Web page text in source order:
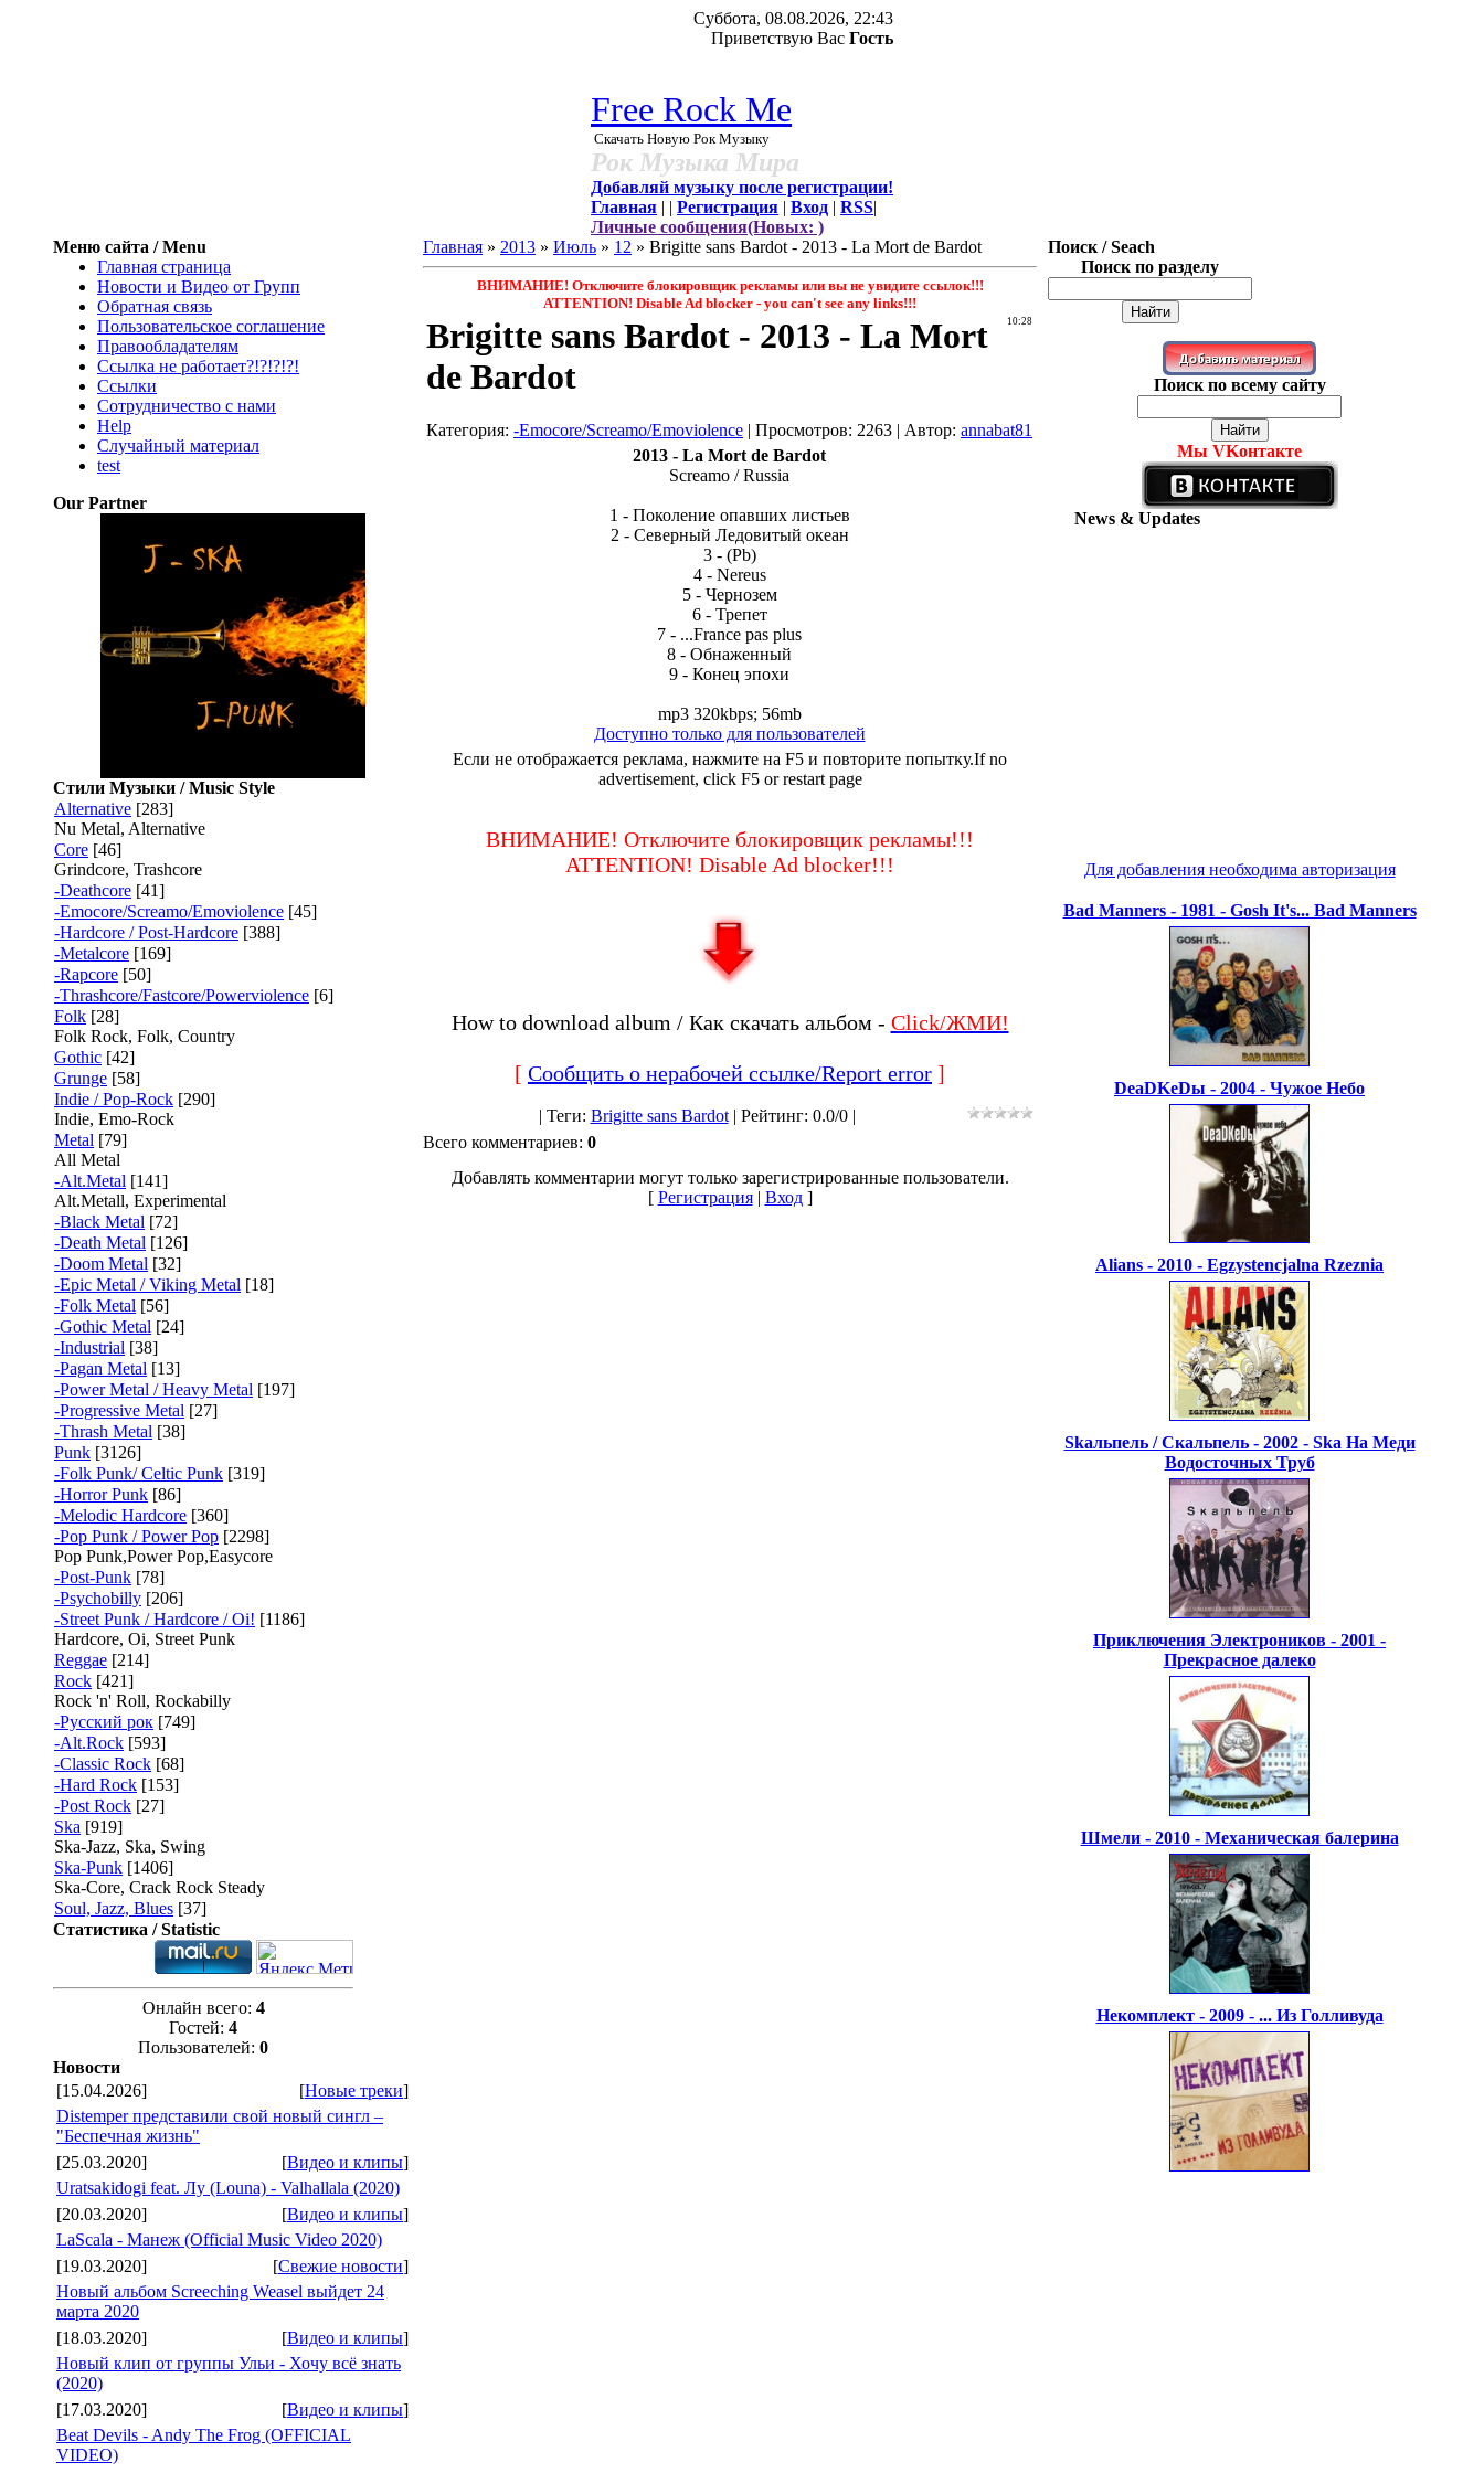
Суббота, 08.08.2026, 22:43
Приветствую Вас Гость
Free Rock Me
Скачать Новую Рок Музыку
Рок Музыка Мира
Добавляй музыку после регистрации!
Главная | | Регистрация | Вход | RSS|
Личные сообщения(Новых: )
Меню сайта / Menu
Главная страница
Новости и Видео от Групп
Обратная связь
Пользовательское соглашение
Правообладателям
Ссылка не работает?!?!?!?!
Ссылки
Сотрудничество с нами
Help
Cлучайный материал
test
Our Partner
Стили Музыки / Music Style
Alternative [283]
Nu Metal, Alternative
Core [46]
Grindcore, Trashcore
-Deathcore [41]
-Emocore/Screamo/Emoviolence [45]
-Hardcore / Post-Hardcore [388]
-Metalcore [169]
-Rapcore [50]
-Thrashcore/Fastcore/Powerviolence [6]
Folk [28]
Folk Rock, Folk, Country
Gothic [42]
Grunge [58]
Indie / Pop-Rock [290]
Indie, Emo-Rock
Metal [79]
All Metal
-Alt.Metal [141]
Alt.Metall, Experimental
-Black Metal [72]
-Death Metal [126]
-Doom Metal [32]
-Epic Metal / Viking Metal [18]
-Folk Metal [56]
-Gothic Metal [24]
-Industrial [38]
-Pagan Metal [13]
-Power Metal / Heavy Metal [197]
-Progressive Metal [27]
-Thrash Metal [38]
Punk [3126]
-Folk Punk/ Celtic Punk [319]
-Horror Punk [86]
-Melodic Hardcore [360]
-Pop Punk / Power Pop [2298]
Pop Punk,Power Pop,Easycore
-Post-Punk [78]
-Psychobilly [206]
-Street Punk / Hardcore / Oi! [1186]
Hardcore, Oi, Street Punk
Reggae [214]
Rock [421]
Rock 'n' Roll, Rockabilly
-Русский рок [749]
-Alt.Rock [593]
-Classic Rock [68]
-Hard Rock [153]
-Post Rock [27]
Ska [919]
Ska-Jazz, Ska, Swing
Ska-Punk [1406]
Ska-Core, Crack Rock Steady
Soul, Jazz, Blues [37]
Статистика / Statistic
Онлайн всего: 4
Гостей: 4
Пользователей: 0
Новости
[15.04.2026]
[Новые треки]
Distemper представили свой новый сингл –
"Беспечная жизнь"
[25.03.2020]
[Видео и клипы]
Uratsakidogi feat. Лу (Louna) - Valhallala (2020)
[20.03.2020]
[Видео и клипы]
LaScala - Манеж (Official Music Video 2020)
[19.03.2020]
[Свежие новости]
Новый альбом Screeching Weasel выйдет 24
марта 2020
[18.03.2020]
[Видео и клипы]
Новый клип от группы Ульи - Хочу всё знать
(2020)
[17.03.2020]
[Видео и клипы]
Beat Devils - Andy The Frog (OFFICIAL
VIDEO)
Главная » 2013 » Июль » 12 » Brigitte sans Bardot - 2013 - La Mort de Bardot
ВНИМАНИЕ! Отключите блокировщик рекламы или вы не увидите ссылок!!!
ATTENTION! Disable Ad blocker - you саn't see any links!!!
10:28
Brigitte sans Bardot - 2013 - La Mort
de Bardot
Категория: -Emocore/Screamo/Emoviolence | Просмотров: 2263 | Автор: annabat81
2013 - La Mort de Bardot
Screamo / Russia
1 - Поколение опавших листьев
2 - Северный Ледовитый океан
3 - (Pb)
4 - Nereus
5 - Чернозем
6 - Трепет
7 - ...France pas plus
8 - Обнаженный
9 - Конец эпохи
mp3 320kbps; 56mb
Доступно только для пользователей
Если не отображается реклама, нажмите на F5 и повторите попытку.If no
advertisement, click F5 or restart page
ВНИМАНИЕ! Отключите блокировщик рекламы!!!
ATTENTION! Disable Ad blocker!!!
How to download album / Как скачать альбом - Click/ЖМИ!
[ Сообщить о нерабочей ссылке/Report error ]
| Теги: Brigitte sans Bardot| Рейтинг: 0.0/0 |
Всего комментариев: 0
Добавлять комментарии могут только зарегистрированные пользователи.
[ Регистрация| Вход]
Поиск / Seach
Поиск по разделу
Поиск по всему сайту
Мы VKонтакте
News & Updates
Для добавления необходима авторизация
Bad Manners - 1981 - Gosh It's... Bad Manners
DeaDKeDы - 2004 - Чужое Небо
Alians - 2010 - Egzystencjalna Rzeznia
Skaльпель / Скальпель - 2002 - Ska На Меди
Водосточных Труб
Приключения Электроников - 2001 -
Прекрасное далеко
Шмели - 2010 - Механическая балерина
Некомплект - 2009 - ... Из Голливуда